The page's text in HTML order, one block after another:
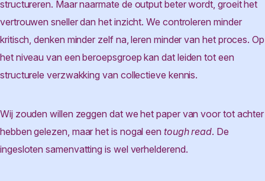
structureren. Maar naarmate de output beter wordt, groeit het
vertrouwen sneller dan het inzicht. We controleren minder
kritisch, denken minder zelf na, leren minder van het proces. Op
het niveau van een beroepsgroep kan dat leiden tot een
structurele verzwakking van collectieve kennis.
Wij zouden willen zeggen dat we het paper van voor tot achter
hebben gelezen, maar het is nogal een tough read. De
ingesloten samenvatting is wel verhelderend.